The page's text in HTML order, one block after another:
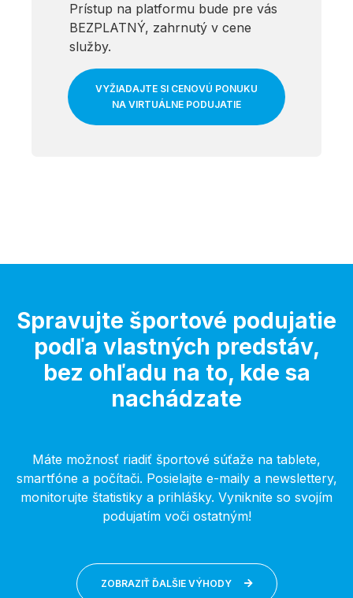
Prístup na platformu bude pre vás
BEZPLATNÝ, zahrnutý v cene
služby.
VYŽIADAJTE SI CENOVÚ PONUKU
NA VIRTUÁLNE PODUJATIE
Spravujte športové podujatie
podľa vlastných predstáv,
bez ohľadu na to, kde sa
nachádzate
Máte možnosť riadiť športové súťaže na tablete,
smartfóne a počítači. Posielajte e-maily a newslettery,
monitorujte štatistiky a prihlášky. Vyniknite so svojím
podujatím voči ostatným!
ZOBRAZIŤ ĎALŠIE VÝHODY